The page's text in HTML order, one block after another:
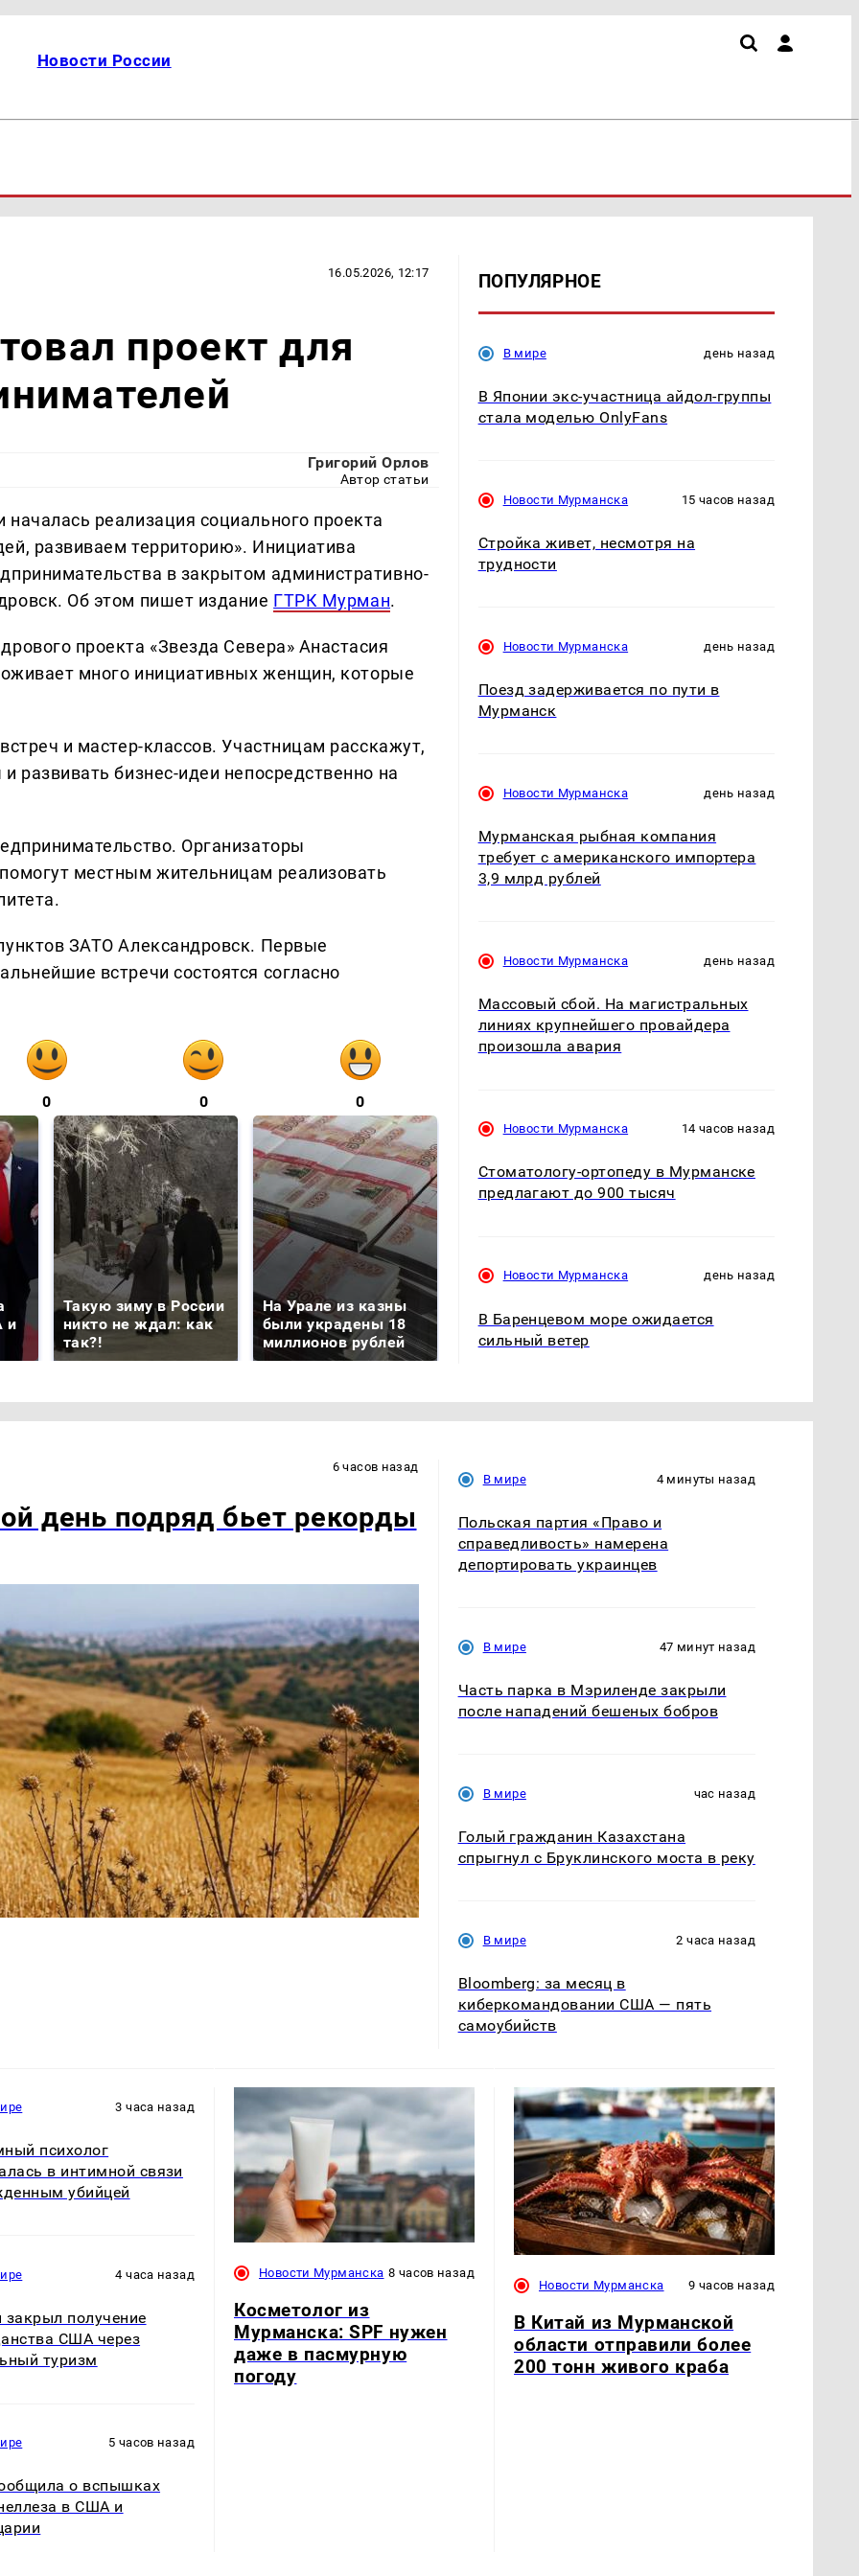
Новости России
16.05.2026, 12:17
проект для
Григорий Орлов
Автор статьи
реализация социального проекта
развиваем территорию». Инициатива
в закрытом административно-
Об этом пишет издание ГТРК Мурман.
проекта «Звезда Севера» Анастасия
много инициативных женщин, которые
и мастер-классов. Участницам расскажут,
развивать бизнес-идеи непосредственно на
Организаторы
местным жительницам реализовать
ЗАТО Александровск. Первые
встречи состоятся согласно
0 0 0
и
Такую зиму в России
никто не ждал: как
так?!
На Урале из казны
были украдены 18
миллионов рублей
Как выглядит место
крушение вертолета на
Кавказе: смотреть
готовую еду из
ПОПУЛЯРНОЕ
В мире день назад
В Японии экс-участница айдол-группы
стала моделью OnlyFans
Новости Мурманска 15 часов назад
Стройка живет, несмотря на
трудности
Новости Мурманска день назад
Поезд задерживается по пути в
Мурманск
Новости Мурманска день назад
Мурманская рыбная компания
требует с американского импортера
3,9 млрд рублей
Новости Мурманска день назад
Массовый сбой. На магистральных
линиях крупнейшего провайдера
произошла авария
Новости Мурманска 14 часов назад
Стоматологу-ортопеду в Мурманске
предлагают до 900 тысяч
Новости Мурманска день назад
В Баренцевом море ожидается
сильный ветер
6 часов назад
день подряд бьет рекорды
В мире 4 минуты назад
Польская партия «Право и
справедливость» намерена
депортировать украинцев
В мире 47 минут назад
Часть парка в Мэриленде закрыли
после нападений бешеных бобров
В мире час назад
Голый гражданин Казахстана
спрыгнул с Бруклинского моста в реку
В мире 2 часа назад
Bloomberg: за месяц в
киберкомандовании США — пять
самоубийств
3 часа назад
психолог
в интимной связи
убийцей
4 часа назад
закрыл получение
США через
туризм
5 часов назад
о вспышках
в США и
Новости Мурманска 8 часов назад
Косметолог из
Мурманска: SPF нужен
даже в пасмурную
погоду
Новости Мурманска 9 часов назад
В Китай из Мурманской
области отправили более
200 тонн живого краба